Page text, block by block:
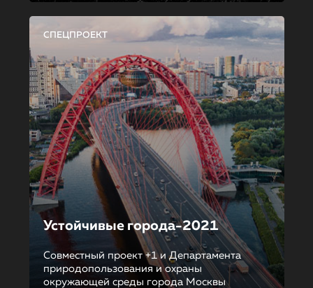
СПЕЦПРОЕКТ
Устойчивые города-2021
Совместный проект +1 и Департамента
природопользования и охраны
окружающей среды города Москвы